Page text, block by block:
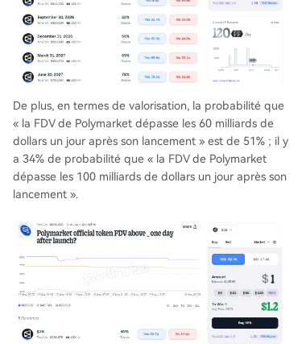
rture, la collecte de points sur predict.fun, et une
participation active sur les réseaux sociaux dans
l'espoir de bénéficier d'un futur airdrop.
De plus, en termes de valorisation, la probabilité que
« la FDV de Polymarket dépasse les 60 milliards de
dollars un jour après son lancement » est de 51% ; il y
a 34% de probabilité que « la FDV de Polymarket
dépasse les 100 milliards de dollars un jour après son
lancement ».